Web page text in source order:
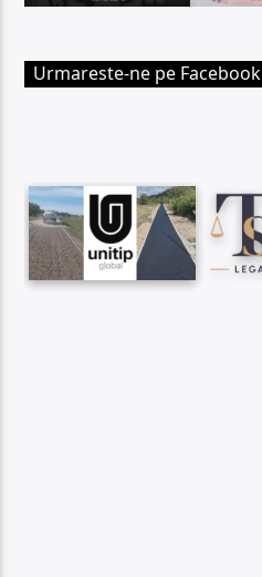
Urmareste-ne pe Facebook